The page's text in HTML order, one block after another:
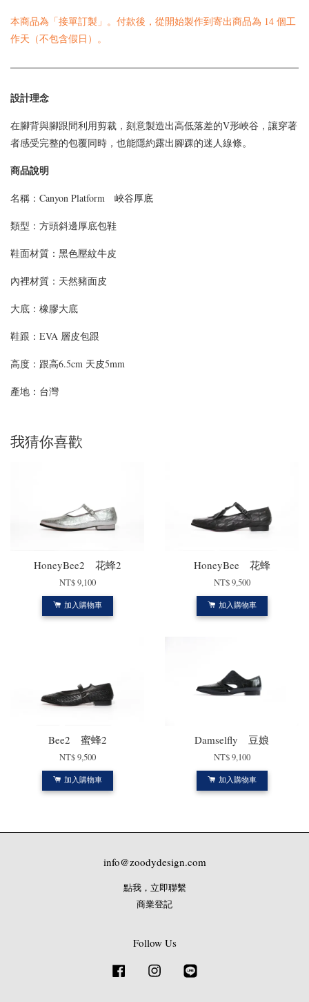
本商品為「接單訂製」。付款後，從開始製作到寄出商品為 14 個工
作天（不包含假日）。
設計理念
在腳背與腳跟間利用剪裁，刻意製造出高低落差的V形峽谷，讓穿著
者感受完整的包覆同時，也能隱約露出腳踝的迷人線條。
商品說明
名稱：Canyon Platform 峽谷厚底
類型： 方頭斜邊厚底包鞋
鞋面材質： 黑色壓紋牛皮
內裡材質：天然豬面皮
大底：橡膠大底
鞋跟： EVA 層皮包跟
高度： 跟高6.5cm 天皮5mm
產地：台灣
我猜你喜歡
HoneyBee2 花蜂2
NT$ 9,100
加入購物車
HoneyBee 花蜂
NT$ 9,500
加入購物車
Bee2 蜜蜂2
NT$ 9,500
加入購物車
Damselfly 豆娘
NT$ 9,100
加入購物車
info@zoodydesign.com
點我，立即聯繫
商業登記
Follow Us
Facebook Instagram